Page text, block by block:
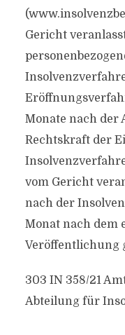
Gericht
Monate nach der
Rechtskraft der
vom Gericht
nach der
Monat nach dem
Veröffentlichung
303 IN 358/21
Abteilung für